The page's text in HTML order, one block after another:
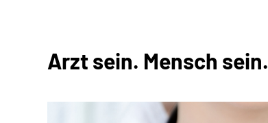
Arzt sein. Mensch sein.